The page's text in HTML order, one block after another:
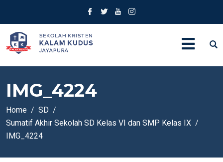
IMG_4224
Home
SD
Sumatif Akhir Sekolah SD Kelas VI dan SMP Kelas IX
IMG_4224